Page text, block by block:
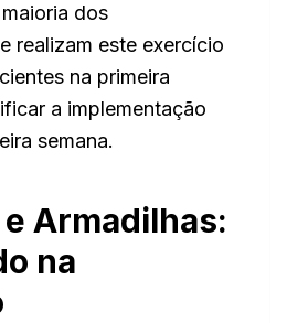
dos
realizam este exercício
na primeira
a implementação
semana.
Armadilhas:
na